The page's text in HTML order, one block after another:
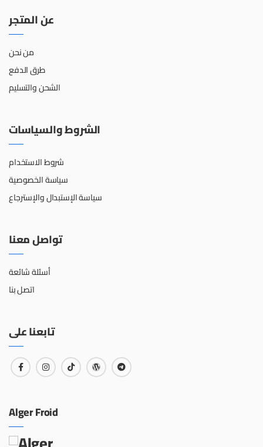
عن المتجر
من نحن
طرق الدفع
الشحن والتسليم
الشروط والسياسات
شروط الاستخدام
سياسة الخصوصية
سياسة الإستبدال والإسترجاع
تواصل معنا
أسئلة شائعة
اتصل بنا
تابعنا على
Alger Froid